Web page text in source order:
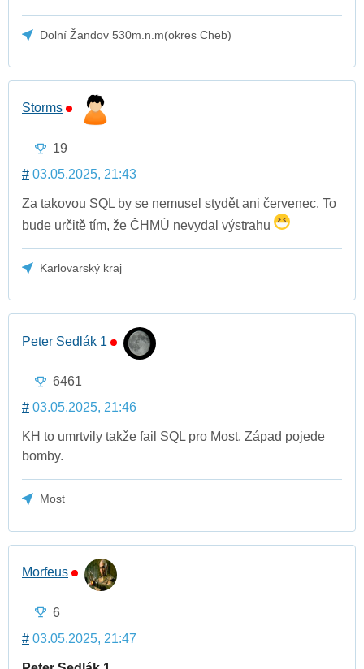
Dolní Žandov 530m.n.m(okres Cheb)
Storms
19
# 03.05.2025, 21:43
Za takovou SQL by se nemusel stydět ani červenec. To
bude určitě tím, že ČHMÚ nevydal výstrahu
Karlovarský kraj
Peter Sedlák 1
6461
# 03.05.2025, 21:46
KH to umrtvily takže fail SQL pro Most. Západ pojede
bomby.
Most
Morfeus
6
# 03.05.2025, 21:47